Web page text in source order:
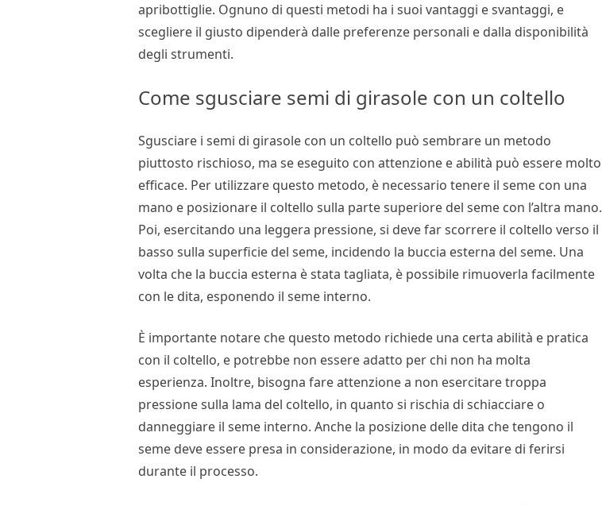
apribottiglie. Ognuno di questi metodi ha i suoi vantaggi e svantaggi, e
scegliere il giusto dipenderà dalle preferenze personali e dalla disponibilità
degli strumenti.
Come sgusciare semi di girasole con un coltello
Sgusciare i semi di girasole con un coltello può sembrare un metodo
piuttosto rischioso, ma se eseguito con attenzione e abilità può essere molto
efficace. Per utilizzare questo metodo, è necessario tenere il seme con una
mano e posizionare il coltello sulla parte superiore del seme con l’altra mano.
Poi, esercitando una leggera pressione, si deve far scorrere il coltello verso il
basso sulla superficie del seme, incidendo la buccia esterna del seme. Una
volta che la buccia esterna è stata tagliata, è possibile rimuoverla facilmente
con le dita, esponendo il seme interno.
È importante notare che questo metodo richiede una certa abilità e pratica
con il coltello, e potrebbe non essere adatto per chi non ha molta
esperienza. Inoltre, bisogna fare attenzione a non esercitare troppa
pressione sulla lama del coltello, in quanto si rischia di schiacciare o
danneggiare il seme interno. Anche la posizione delle dita che tengono il
seme deve essere presa in considerazione, in modo da evitare di ferirsi
durante il processo.